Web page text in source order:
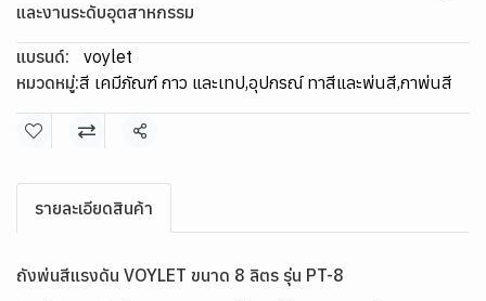
และงานระดับอุตสาหกรรม
แบรนด์:
voylet
หมวดหมู่:สี เคมีภัณฑ์ กาว และเทป,อุปกรณ์ ทาสีและพ่นสี,กาพ่นสี
แชร์
รายละเอียดสินค้า
ถังพ่นสีแรงดัน VOYLET ขนาด 8 ลิตร รุ่น PT-8